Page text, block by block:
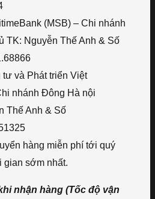
(MSB) – Chi nhánh
TK: Nguyễn Thế Anh & Số
và Phát triển Việt
nhánh Đông Hà nội
Thế Anh & Số
hàng miễn phí tới quý
gian sớm nhất.
nhận hàng (Tốc độ vận